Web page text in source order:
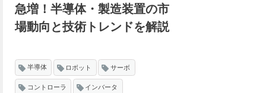
急増！半導体・製造装置の市
場動向と技術トレンドを解説
半導体 ロボット サーボ
コントローラ インバータ